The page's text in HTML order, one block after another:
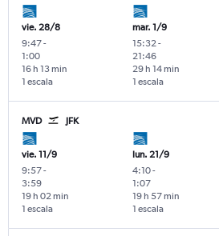
vie. 28/8
9:47-
1:00
1 escala
16 h 13 min
mar. 1/9
15:32-
21:46
1 escala
29 h 14 min
MVD JFK
vie. 11/9
9:57-
3:59
1 escala
19 h 02 min
lun. 21/9
4:10-
1:07
1 escala
19 h 57 min